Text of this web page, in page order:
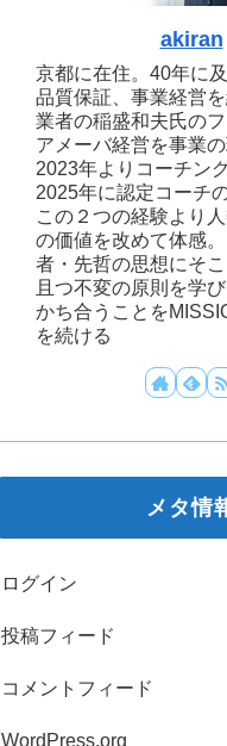
akiran
京都に在住。40年に
品質保証、事業経営
業者の稲盛和夫氏の
アメーバ経営を事業の
2023年よりコーチン
2025年に認定コーチ
この２つの経験より
の価値を改めて体感
者・先哲の思想にそこ
且つ不変の原則を学
かち合うことを
を続ける
メタ情
ログイン
投稿フィード
コメントフィード
WordPress.org